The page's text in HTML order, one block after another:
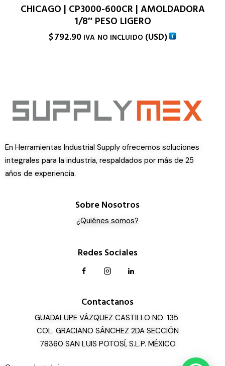
CHICAGO | CP3000-600CR | AMOLDADORA
1/8″ PESO LIGERO
$792.90 IVA NO INCLUIDO (USD)
En Herramientas Industrial Supply ofrecemos soluciones
integrales para la industria, respaldados por más de 25
años de experiencia.
Sobre Nosotros
¿Quiénes somos?
Redes Sociales
Contactanos
GUADALUPE VÁZQUEZ CASTILLO NO. 135
COL. GRACIANO SÁNCHEZ 2DA SECCIÓN
78360 SAN LUIS POTOSÍ, S.L.P. MÉXICO